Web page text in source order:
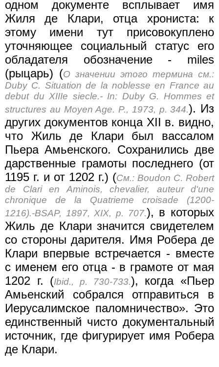
одном документе всплывает имя
Жиля де Клари, отца хрониста: к
этому имени тут присовокуплено
уточняющее социальный статус его
обладателя обозначение - miles
(рыцарь) (О значении этого термина см.:
Duby С. Situation de la noblesse en France au
debut du XIIIе siecle.- In: Duby G. Hommes et
structures au Moyen Age. P., 1973, p. 344.). Из
других документов конца XII в. видно,
что Жиль де Клари был вассалом
Пьера Амьенского. Сохранились две
дарственные грамоты последнего (от
1195 г. и от 1202 г.) (См.: Boudon C. Robert
de Clari en Aminois, chevalier, auteur d'une
chronique de la Quatrieme croisade (1200-
1216).-BSAP, 1897, XIX, p. 707.), в которых
Жиль де Клари значится свидетелем
со стороны дарителя. Имя Робера де
Клари впервые встречается - вместе
с именем его отца - в грамоте от мая
1202 г. (Ibid., p. 730-733.), когда «Пьер
Амьенский собрался отправиться в
Иерусалимское паломничество». Это
единственный чисто документальный
источник, где фигурирует имя Робера
де Клари.